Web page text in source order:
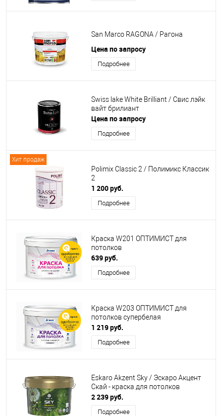
San Marco RAGONA / Рагона
Цена по запросу
Подробнее
Swiss lake White Brilliant / Свис лэйк
вайт брилиант
Цена по запросу
Подробнее
Хит продаж
Polimix Classic 2 / Полимикс Классик
2
1 200 руб.
Подробнее
Краска W201 ОПТИМИСТ для
потолков
639 руб.
Подробнее
Краска W203 ОПТИМИСТ для
потолков супербелая
1 219 руб.
Подробнее
Eskaro Akzent Sky / Эскаро Акцент
Скай - краска для потолков
2 239 руб.
Подробнее